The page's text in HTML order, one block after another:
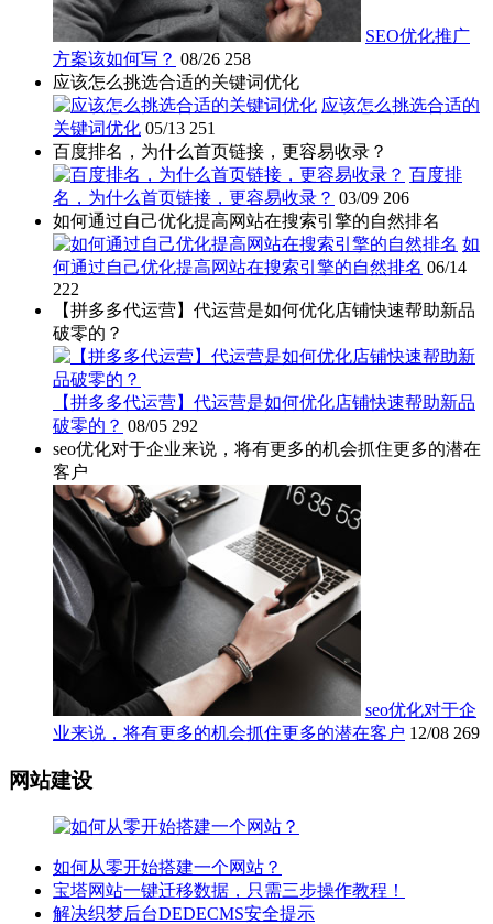
SEO优化推广
方案该如何写？ 08/26 258
应该怎么挑选合适的关键词优化
应该怎么挑选合适的
关键词优化 05/13 251
百度排名，为什么首页链接，更容易收录？
百度排
名，为什么首页链接，更容易收录？ 03/09 206
如何通过自己优化提高网站在搜索引擎的自然排名
如
何通过自己优化提高网站在搜索引擎的自然排名 06/14
222
【拼多多代运营】代运营是如何优化店铺快速帮助新品
破零的？
【拼多多代运营】代运营是如何优化店铺快速帮助新品
破零的？ 08/05 292
seo优化对于企业来说，将有更多的机会抓住更多的潜在
客户
seo优化对于企
业来说，将有更多的机会抓住更多的潜在客户 12/08 269
网站建设
如何从零开始搭建一个网站？
宝塔网站一键迁移数据，只需三步操作教程！
解决织梦后台DEDECMS安全提示